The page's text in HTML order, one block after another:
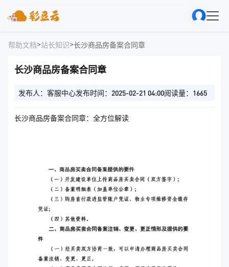
帮助文档>站长知识>长沙商品房备案合同章
长沙商品房备案合同章
发布人：客服中心发布时间：2025-02-21 04:00阅读量：1665
长沙商品房备案合同章：全方位解读